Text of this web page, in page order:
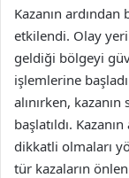
Kazanın
etkilendi. Olay
geldiği bölgeyi
işlemlerine
alınırken,
başlatıldı.
dikkatli olmaları
tür kazaların